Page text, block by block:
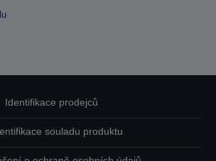
Identifikace prodejců
souladu produktu